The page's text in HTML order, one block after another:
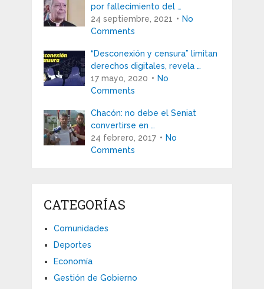
por fallecimiento del …
24 septiembre, 2021
No
Comments
“Desconexión y censura” limitan
derechos digitales, revela …
17 mayo, 2020
No
Comments
Chacón: no debe el Seniat
convertirse en …
24 febrero, 2017
No
Comments
CATEGORÍAS
Comunidades
Deportes
Economía
Gestión de Gobierno